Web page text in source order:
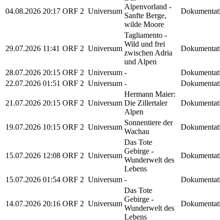
04.08.2026 20:17 ORF 2 Universum
Alpenvorland -
Sanfte Berge,
wilde Moore
29.07.2026 11:41 ORF 2 Universum
Tagliamento -
Wild und frei
zwischen Adria
und Alpen
28.07.2026 20:15 ORF 2 Universum -
22.07.2026 01:51 ORF 2 Universum -
21.07.2026 20:15 ORF 2 Universum
Hermann Maier:
Die Zillertaler
Alpen
19.07.2026 10:15 ORF 2 Universum
Sonnentiere der
Wachau
15.07.2026 12:08 ORF 2 Universum
Das Tote
Gebirge -
Wunderwelt des
Lebens
15.07.2026 01:54 ORF 2 Universum -
14.07.2026 20:16 ORF 2 Universum
Das Tote
Gebirge -
Wunderwelt des
Lebens